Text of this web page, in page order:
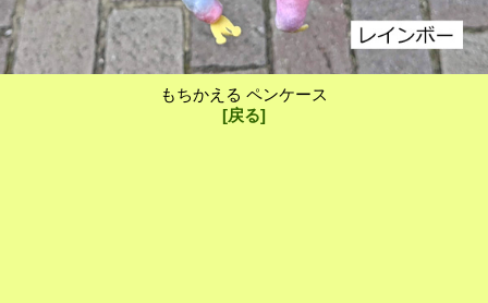
もちかえる ペンケース
[戻る]